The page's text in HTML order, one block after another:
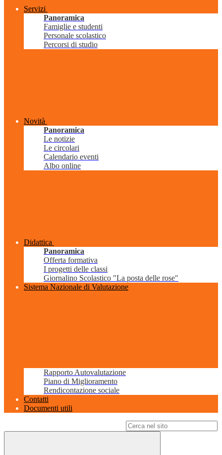
Servizi
Panoramica
Famiglie e studenti
Personale scolastico
Percorsi di studio
Novità
Panoramica
Le notizie
Le circolari
Calendario eventi
Albo online
Didattica
Panoramica
Offerta formativa
I progetti delle classi
Giornalino Scolastico "La posta delle rose"
Sistema Nazionale di Valutazione
Rapporto Autovalutazione
Piano di Miglioramento
Rendicontazione sociale
Contatti
Documenti utili